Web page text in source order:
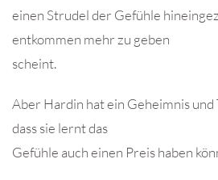
einen Strudel der Gefühle
entkommen mehr zu geben
scheint.
Aber Hardin hat ein Geheimnis und
dass sie lernt das
Gefühle auch einen Preis haben